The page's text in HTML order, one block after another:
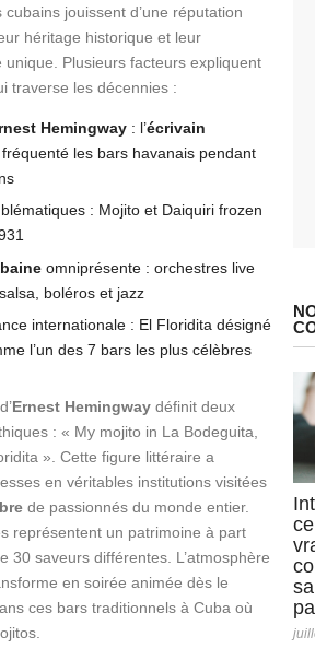
jouissent d’une réputation
héritage historique et leur
unique. Plusieurs facteurs expliquent
traverse les décennies :
Hemingway : l’écrivain
les bars havanais pendant
: Mojito et Daiquiri frozen
omniprésente : orchestres live
boléros et jazz
internationale : El Floridita désigné
l’un des 7 bars les plus célèbres
Ernest Hemingway définit deux
: « My mojito in La Bodeguita,
». Cette figure littéraire a
en véritables institutions visitées
de passionnés du monde entier.
représentent un patrimoine à part
30 saveurs différentes. L’atmosphère
en soirée animée dès le
ces bars traditionnels à Cuba où